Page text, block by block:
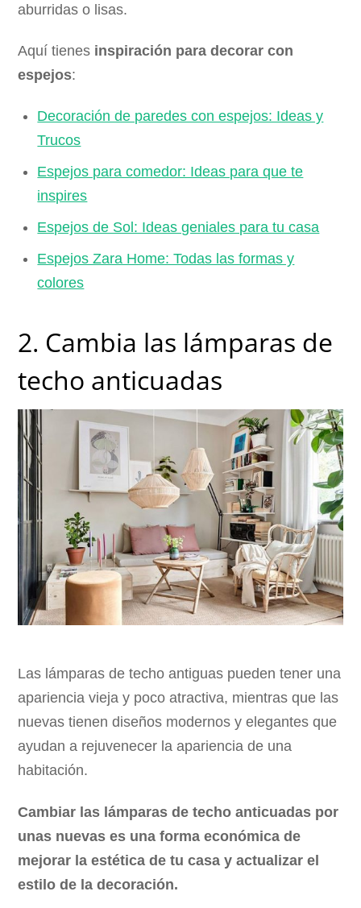
aburridas o lisas.
Aquí tienes inspiración para decorar con
espejos:
Decoración de paredes con espejos: Ideas y
Trucos
Espejos para comedor: Ideas para que te
inspires
Espejos de Sol: Ideas geniales para tu casa
Espejos Zara Home: Todas las formas y
colores
2. Cambia las lámparas de
techo anticuadas
Las lámparas de techo antiguas pueden tener una
apariencia vieja y poco atractiva, mientras que las
nuevas tienen diseños modernos y elegantes que
ayudan a rejuvenecer la apariencia de una
habitación.
Cambiar las lámparas de techo anticuadas por
unas nuevas es una forma económica de
mejorar la estética de tu casa y actualizar el
estilo de la decoración.